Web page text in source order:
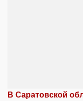
В Саратовской